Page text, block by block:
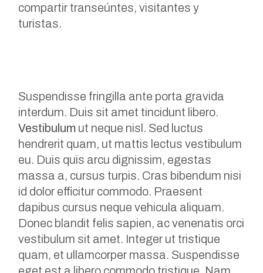
compartir transeúntes, visitantes y
turistas.
Suspendisse fringilla ante porta gravida
interdum. Duis sit amet tincidunt libero.
Vestibulum ut neque nisl. Sed luctus
hendrerit quam, ut mattis lectus vestibulum
eu. Duis quis arcu dignissim, egestas
massa a, cursus turpis. Cras bibendum nisi
id dolor efficitur commodo. Praesent
dapibus cursus neque vehicula aliquam.
Donec blandit felis sapien, ac venenatis orci
vestibulum sit amet. Integer ut tristique
quam, et ullamcorper massa. Suspendisse